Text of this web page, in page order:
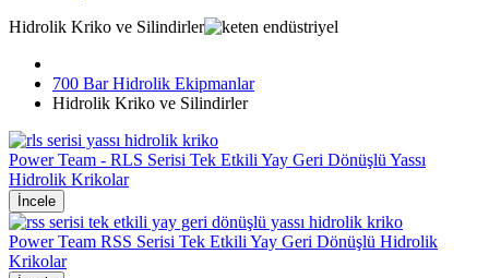
Hidrolik Kriko ve Silindirler
700 Bar Hidrolik Ekipmanlar
Hidrolik Kriko ve Silindirler
Power Team - RLS Serisi Tek Etkili Yay Geri Dönüşlü Yassı
Hidrolik Krikolar
İncele
Power Team RSS Serisi Tek Etkili Yay Geri Dönüşlü Hidrolik
Krikolar